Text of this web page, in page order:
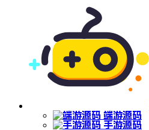
端游源码
手游源码